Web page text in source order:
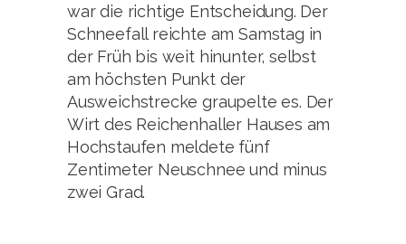
war die richtige Entscheidung. Der
Schneefall reichte am Samstag in
der Früh bis weit hinunter, selbst
am höchsten Punkt der
Ausweichstrecke graupelte es. Der
Wirt des Reichenhaller Hauses am
Hochstaufen meldete fünf
Zentimeter Neuschnee und minus
zwei Grad.